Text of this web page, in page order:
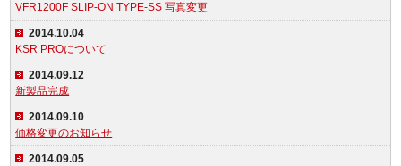
VFR1200F SLIP-ON TYPE-SS 写真変更
2014.10.04
KSR PROについて
2014.09.12
新製品完成
2014.09.10
価格変更のお知らせ
2014.09.05